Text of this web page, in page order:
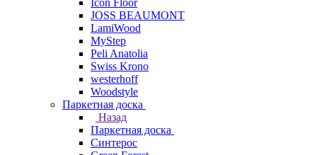
Icon Floor
JOSS BEAUMONT
LamiWood
MyStep
Peli Anatolia
Swiss Krono
westerhoff
Woodstyle
Паркетная доска
Назад
Паркетная доска
Синтерос